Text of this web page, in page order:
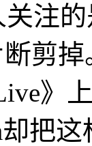
注
剪
》
把